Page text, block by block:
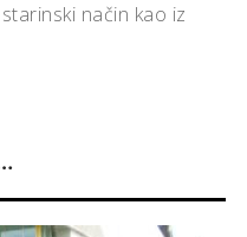
način kao iz